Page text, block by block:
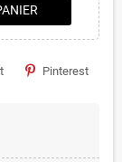
Pinterest